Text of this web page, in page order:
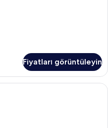
Fiyatları görüntüleyin
Kaliteli yatak takımı, Select Comfort